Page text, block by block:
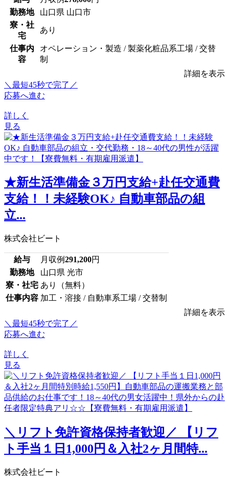
勤務地
山口県 山口市
寮・社
宅
あり
仕事内
容
オペレーション・製造 / 製薬化粧品系工場 / 交替
制
詳細を表示
＼最短45秒で完了／
応募へ進む
詳しく
見る
★新生活準備金３万円支給+赴任交通費
支給！！未経験OK♪ 自動車部品の組
立...
株式会社ビート
給与 月収例291,200円
勤務地
山口県 光市
寮・社宅 あり（無料）
仕事内容 加工・溶接 / 自動車系工場 / 交替制
詳細を表示
＼最短45秒で完了／
応募へ進む
詳しく
見る
＼リフト免許資格保持者歓迎／ 【リフ
ト手当１日1,000円＆入社2ヶ月間特...
株式会社ビート